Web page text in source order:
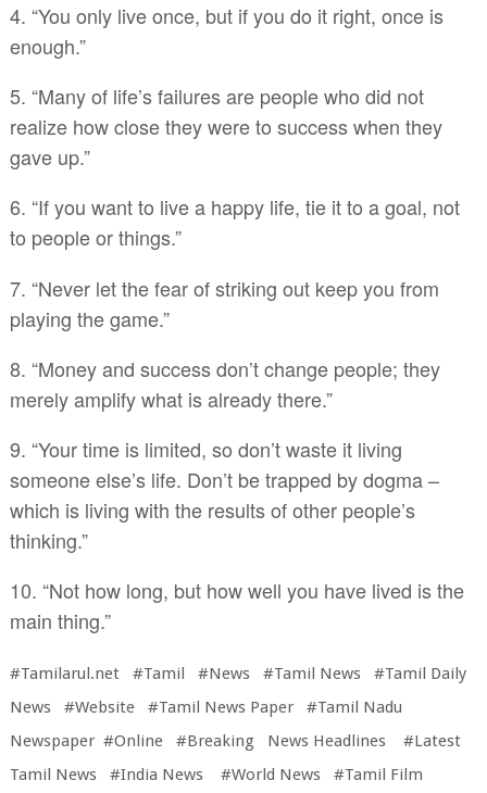
4. “You only live once, but if you do it right, once is
enough.”
5. “Many of life’s failures are people who did not
realize how close they were to success when they
gave up.”
6. “If you want to live a happy life, tie it to a goal, not
to people or things.”
7. “Never let the fear of striking out keep you from
playing the game.”
8. “Money and success don’t change people; they
merely amplify what is already there.”
9. “Your time is limited, so don’t waste it living
someone else’s life. Don’t be trapped by dogma –
which is living with the results of other people’s
thinking.”
10. “Not how long, but how well you have lived is the
main thing.”
#Tamilarul.net #Tamil #News #Tamil News #Tamil Daily
News #Website #Tamil News Paper #Tamil Nadu
Newspaper #Online #Breaking News Headlines #Latest
Tamil News #India News #World News #Tamil Film